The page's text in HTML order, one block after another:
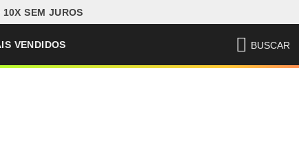
SEM JUROS
VENDIDOS BUSCAR